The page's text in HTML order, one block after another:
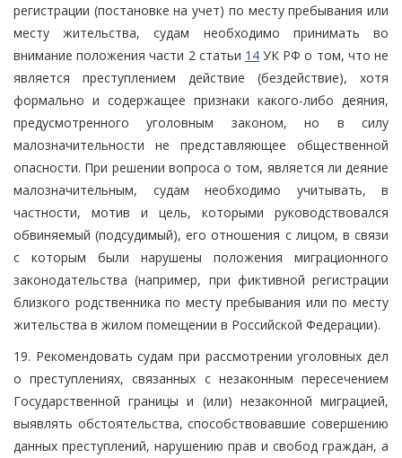
регистрации (постановке на учет) по месту пребывания или
месту жительства, судам необходимо принимать во
внимание положения части 2 статьи 14УК РФ о том, что не
является преступлением действие (бездействие), хотя
формально и содержащее признаки какого-либо деяния,
предусмотренного уголовным законом, но в силу
малозначительности не представляющее общественной
опасности. При решении вопроса о том, является ли деяние
малозначительным, судам необходимо учитывать, в
частности, мотив и цель, которыми руководствовался
обвиняемый (подсудимый), его отношения с лицом, в связи
с которым были нарушены положения миграционного
законодательства (например, при фиктивной регистрации
близкого родственника по месту пребывания или по месту
жительства в жилом помещении в Российской Федерации).
19. Рекомендовать судам при рассмотрении уголовных дел
о преступлениях, связанных с незаконным пересечением
Государственной границы и (или) незаконной миграцией,
выявлять обстоятельства, способствовавшие совершению
данных преступлений, нарушению прав и свобод граждан, а